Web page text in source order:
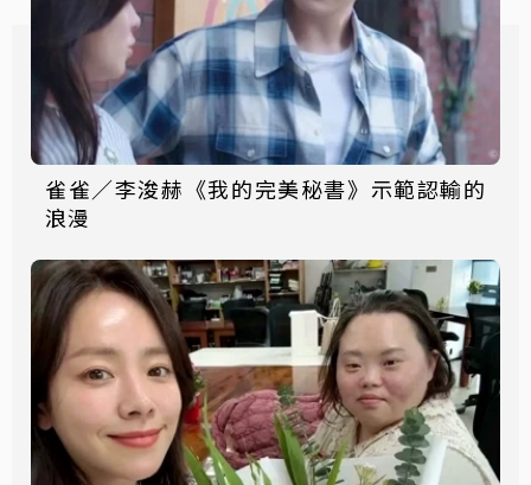
雀雀／李浚赫《我的完美秘書》示範認輸的
浪漫